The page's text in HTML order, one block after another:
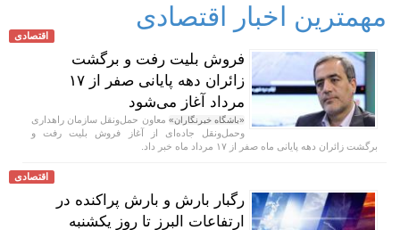
مهمترین اخبار اقتصادی
اقتصادی
فروش بلیت رفت و برگشت
زائران دهه پایانی صفر از ۱۷
مرداد آغاز می‌شود
«باشگاه خبرنگاران» معاون حمل‌ونقل سازمان راهداری
وحمل‌و‌نقل جاده‌ای از آغاز فروش بلیت رفت و
برگشت زائران دهه پایانی ماه صفر از ۱۷ مرداد ماه خبر داد.
اقتصادی
رگبار بارش و بارش پراکنده در
ارتفاعات البرز تا روز یکشنبه